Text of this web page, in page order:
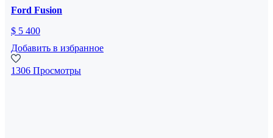
Ford Fusion
$ 5 400
Добавить в избранное
1306 Просмотры